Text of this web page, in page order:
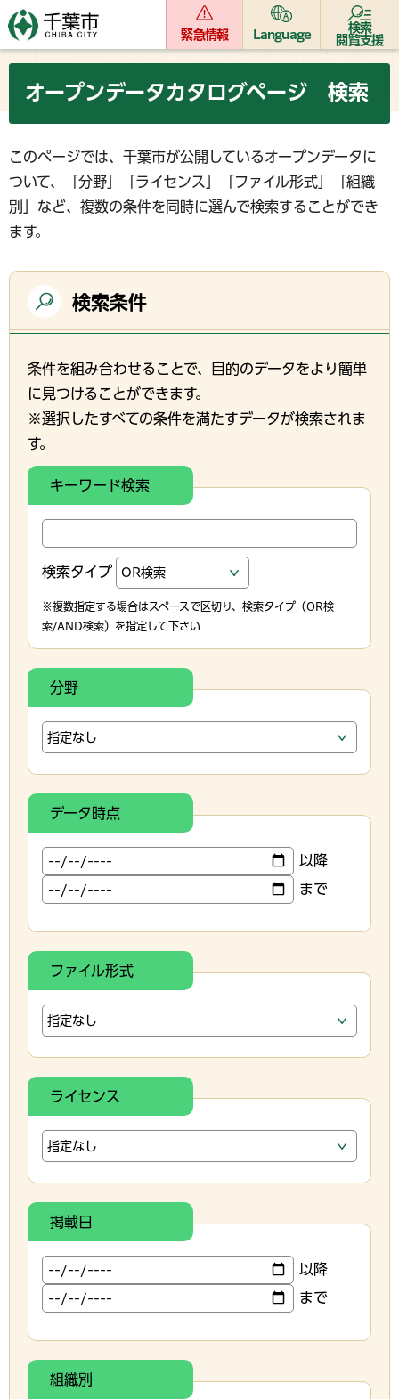
緊急情報 Language
検索
閲覧支援
オープンデータカタログページ 検索
このページでは、千葉市が公開しているオープンデータに
ついて、「分野」「ライセンス」「ファイル形式」「組織
別」など、複数の条件を同時に選んで検索することができ
ます。
検索条件
条件を組み合わせることで、目的のデータをより簡単
に見つけることができます。
※選択したすべての条件を満たすデータが検索されま
す。
キーワード検索
検索タイプ
※複数指定する場合はスペースで区切り、検索タイプ（OR検
索/AND検索）を指定して下さい
分野
データ時点
以降
まで
ファイル形式
ライセンス
掲載日
以降
まで
組織別